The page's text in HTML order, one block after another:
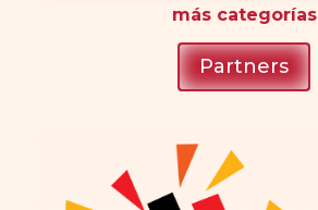
máscategorías
Partners